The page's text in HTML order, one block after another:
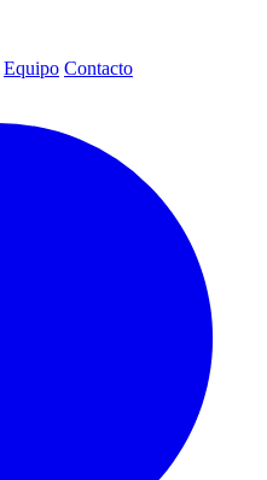
Equipo Contacto